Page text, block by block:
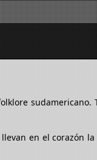
sudamericano.
en el corazón